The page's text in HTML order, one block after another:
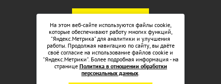
На этом веб-сайте используются файлы cookie,
которые обеспечивают работу многих функций,
"Яндекс.Метрика" для аналитики и улучшения
работы. Продолжая навигацию по сайту, вы даёте
своё согласие на использование файлов cookie и
"Яндекс.Метрики". Более подробная информация - на
странице Политика в отношении обработки
персональных данных.